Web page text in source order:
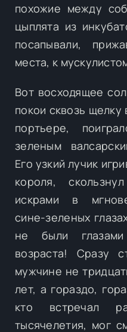
похожие между
цыплята из
посапывали,
места, к
Вот восходящее
покои сквозь
портьере,
зеленым
Его узкий лучик
короля,
искрами в
сине-зеленых
не были
возраста! Сразу
мужчине не
лет, а гораздо,
кто встречал
тысячелетия, мог